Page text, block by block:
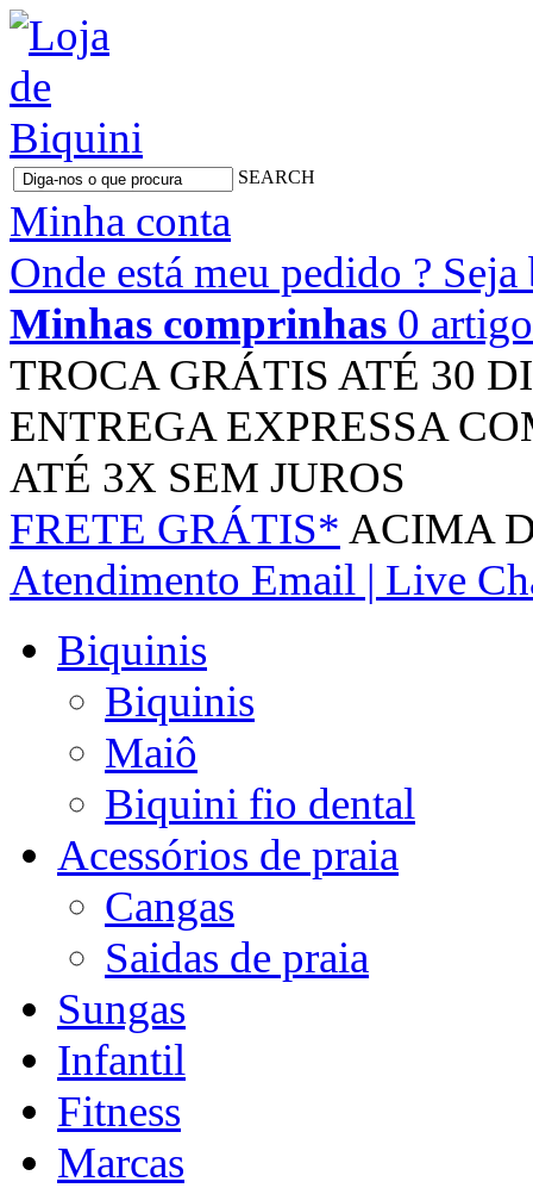
SEARCH
Minha conta
Onde está meu pedido ?
Minhas comprinhas 0
TROCA GRÁTIS ATÉ 30
ENTREGA EXPRESSA
ATÉ 3X SEM JUROS
FRETE GRÁTIS* ACIMA
Atendimento Email | Live
Biquinis
Biquinis
Maiô
Biquini fio dental
Acessórios de praia
Cangas
Saidas de praia
Sungas
Infantil
Fitness
Marcas